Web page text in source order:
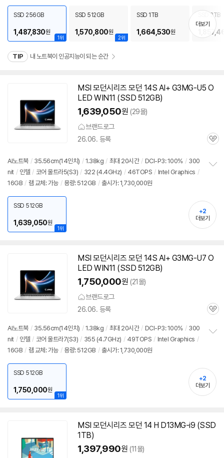
치
기
1위
SSD 256GB
1,487,830원
2위
SSD 512GB
1,570,800원
SSD 1TB
1,664,530원
SSD 2TB
더보기
TIP 내 노트북이 인공지능이 되는 순간
MSI 모던시리즈 모던 14S AI+ G3MG-U5 O
LED WIN11 (SSD 512GB)
1,639,050원 (29몰)
브랜드로그
26.06. 등록
관
AI노트북 / 35.56cm(14인치) / 1.38kg / 최대 20시간 / DCI-P3: 100% / 300
nit / 인텔 / 코어 울트라5(S3) / 322 (4.4GHz) / 46TOPS / Intel Graphics /
16GB / 램 교체: 가능 / 용량: 512GB / 출시가: 1,730,000원
기
1위
SSD 512GB
1,639,050원
+2
더보기
MSI 모던시리즈 모던 14S AI+ G3MG-U7 O
LED WIN11 (SSD 512GB)
1,750,000원 (21몰)
브랜드로그
26.06. 등록
관
AI노트북 / 35.56cm(14인치) / 1.38kg / 최대 20시간 / DCI-P3: 100% / 300
nit / 인텔 / 코어 울트라7(S3) / 355 (4.7GHz) / 49TOPS / Intel Graphics /
16GB / 램 교체: 가능 / 용량: 512GB / 출시가: 1,730,000원
기
1위
SSD 512GB
1,750,000원
+2
더보기
MSI 모던시리즈 모던 14 H D13MG-i9 (SSD
1TB)
1,397,990원 (11몰)